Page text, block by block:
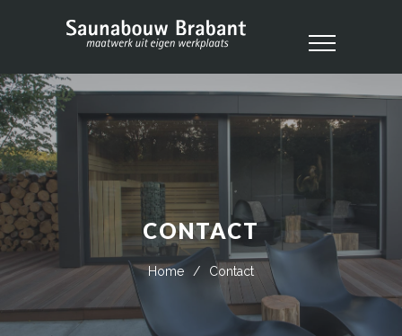
CONTACT
Home / Contact